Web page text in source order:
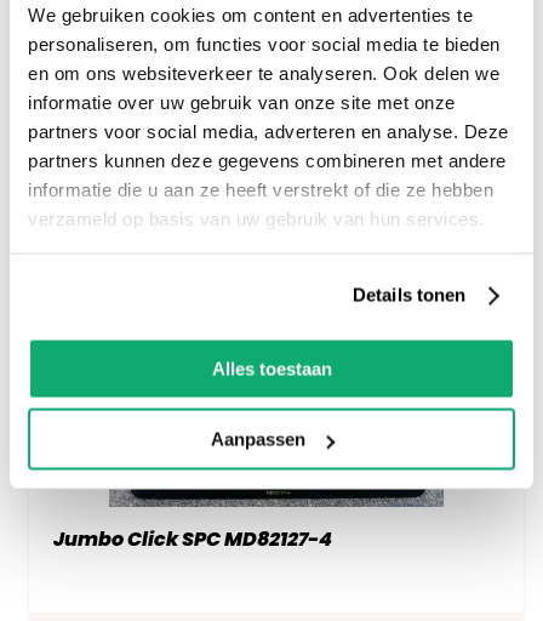
We gebruiken cookies om content en advertenties te
personaliseren, om functies voor social media te bieden
en om ons websiteverkeer te analyseren. Ook delen we
informatie over uw gebruik van onze site met onze
partners voor social media, adverteren en analyse. Deze
partners kunnen deze gegevens combineren met andere
informatie die u aan ze heeft verstrekt of die ze hebben
verzameld op basis van uw gebruik van hun services.
Details tonen
Alles toestaan
Aanpassen
Jumbo Click SPC MD82127-4